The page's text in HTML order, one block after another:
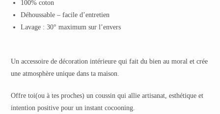
100% coton
Déhoussable – facile d’entretien
Lavage : 30° maximum sur l’envers
Un accessoire de décoration intérieure qui fait du bien au moral et crée
une atmosphère unique dans ta maison.
Offre toi(ou à tes proches) un coussin qui allie artisanat, esthétique et
intention positive pour un instant cocooning.